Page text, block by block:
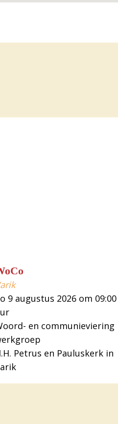
9 augustus 2026 om 09:00
en communieviering
Petrus en Pauluskerk in